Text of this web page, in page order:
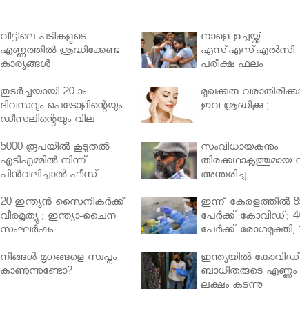
വീട്ടിലെ പടികളുടെ
എണ്ണത്തിൽ ശ്രദ്ധിക്കേണ്ട
കാര്യങ്ങൾ
നാളെ ഉച്ചയ്ക്ക്
എസ്എസ്എല്‍സി
പരീക്ഷ ഫലം
തുടർച്ചയായി 20-ാം
ദിവസവും പെട്രോളിന്റെയും
ഡീസലിന്റെയും വില
മുഖക്കുരു
ഇവ ശ്രദ്ധിക്കൂ ;
5000 രൂപയിൽ കൂടുതൽ
എടിഎമ്മിൽ നിന്ന്
പിൻവലിച്ചാൽ ഫീസ്
സംവിധായകനും
തിരക്കഥാകൃത്തുമായ
അന്തരിച്ചു.
20 ഇന്ത്യൻ സൈനികർക്ക്
വീരമൃത്യു ; ഇന്ത്യാ-ചൈന
സംഘർഷം
ഇന്ന് കേരളത്തിൽ
പേർക്ക് കോവിഡ്;
പേർക്ക് രോഗമുക്തി,
നിങ്ങള്‍ മൃഗങ്ങളെ സ്വപ്നം
കാണുന്നുണ്ടോ?
ഇന്ത്യയിൽ കോവിഡ്
ബാധിതരുടെ എണ്ണം
ലക്ഷം കടന്നു